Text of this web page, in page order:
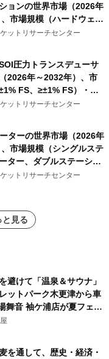
ョンの世界市場（2026年
市場規模（ハードウェ
ェア、サービス）・分析
表
ットリサーチセンター
圧力トランスデューサ
2026年～2032年）、市
FS、≥±1% FS）・分
発表
ットリサーチセンター
ターの世界市場（2026年
市場規模（シングルステ
ター、ダブルステーショ
・分析レポートを発表
ットリサーチセンター
と見る
避けて「温泉＆サウナ」
ットパーク木更津から車
音 袖ケ浦店が夏フェア
供
を通して、歴史・経済・